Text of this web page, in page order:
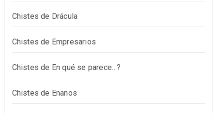
Chistes de Drácula
Chistes de Empresarios
Chistes de En qué se parece…?
Chistes de Enanos